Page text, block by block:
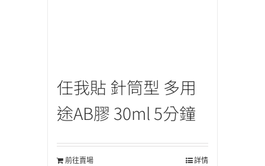
任我貼 針筒型 多用
途AB膠 30ml 5分鐘
前往賣場 詳情